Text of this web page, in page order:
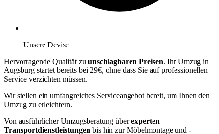
Unsere Devise
Hervorragende Qualität zu unschlagbaren Preisen. Ihr Umzug in
Augsburg startet bereits bei 29€, ohne dass Sie auf professionellen
Service verzichten müssen.
Wir stellen ein umfangreiches Serviceangebot bereit, um Ihnen den
Umzug zu erleichtern.
Von ausführlicher Umzugsberatung überexperten
Transportdienstleistungen bis hin zur Möbelmontage und -